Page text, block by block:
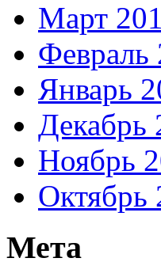
Март
Февраль
Январь
Декабрь
Ноябрь
Октябрь
Мета